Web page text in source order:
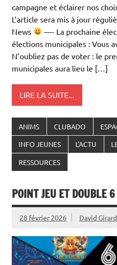
campagne et éclairer nos
L’article sera mis à jour
News
—- La prochaine
élections municipales : Vous
N’oubliez pas de voter : le
municipales aura lieu le […]
LIRE LA SUITE...
ANIMS CLUBADO
INFO JEUNES L'ACTU
RESSOURCES
POINT JEU ET DOUBLE 6
28 février 2026 David Girard